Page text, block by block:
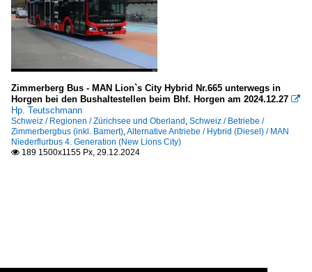
Zimmerberg Bus - MAN Lion`s City Hybrid Nr.665 unterwegs in
Horgen bei den Bushaltestellen beim Bhf. Horgen am 2024.12.27 
Hp. Teutschmann
Schweiz / Regionen / Zürichsee und Oberland , Schweiz / Betriebe /
Zimmerbergbus (inkl. Bamert),Alternative Antriebe / Hybrid (Diesel) / MAN
Niederflurbus 4. Generation (New Lions City)
 189 1500x1155 Px, 29.12.2024